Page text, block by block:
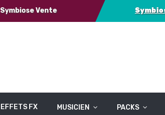
Symbiose Vente
EFFETS FX MUSICIEN PACKS